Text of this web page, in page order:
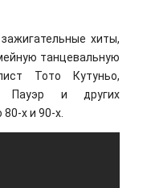
хиты,
танцевальную
Тото Кутуньо,
Пауэр и других
х и 90-х.